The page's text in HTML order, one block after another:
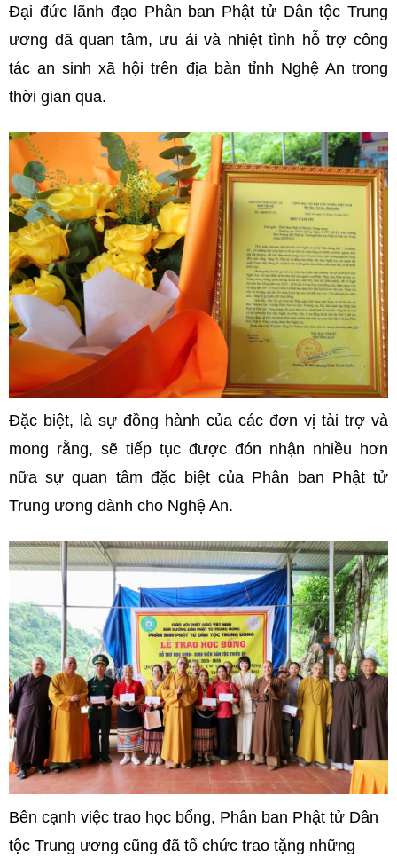
Đại đức lãnh đạo Phân ban Phật tử Dân tộc Trung
ương đã quan tâm, ưu ái và nhiệt tình hỗ trợ công
tác an sinh xã hội trên địa bàn tỉnh Nghệ An trong
thời gian qua.
Đặc biệt, là sự đồng hành của các đơn vị tài trợ và
mong rằng, sẽ tiếp tục được đón nhận nhiều hơn
nữa sự quan tâm đặc biệt của Phân ban Phật tử
Trung ương dành cho Nghệ An.
Bên cạnh việc trao học bổng, Phân ban Phật tử Dân
tộc Trung ương cũng đã tổ chức trao tặng những